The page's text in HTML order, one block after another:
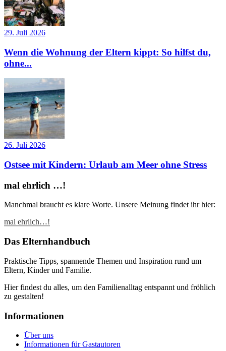
29. Juli 2026
Wenn die Wohnung der Eltern kippt: So hilfst du,
ohne...
26. Juli 2026
Ostsee mit Kindern: Urlaub am Meer ohne Stress
mal ehrlich …!
Manchmal braucht es klare Worte. Unsere Meinung findet ihr hier:
mal ehrlich…!
Das Elternhandbuch
Praktische Tipps, spannende Themen und Inspiration rund um
Eltern, Kinder und Familie.
Hier findest du alles, um den Familienalltag entspannt und fröhlich
zu gestalten!
Informationen
Über uns
Informationen für Gastautoren